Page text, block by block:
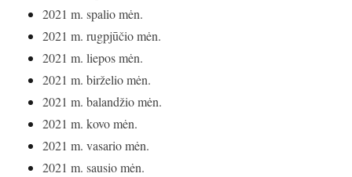
2021 m. spalio mėn.
2021 m. rugpjūčio mėn.
2021 m. liepos mėn.
2021 m. birželio mėn.
2021 m. balandžio mėn.
2021 m. kovo mėn.
2021 m. vasario mėn.
2021 m. sausio mėn.